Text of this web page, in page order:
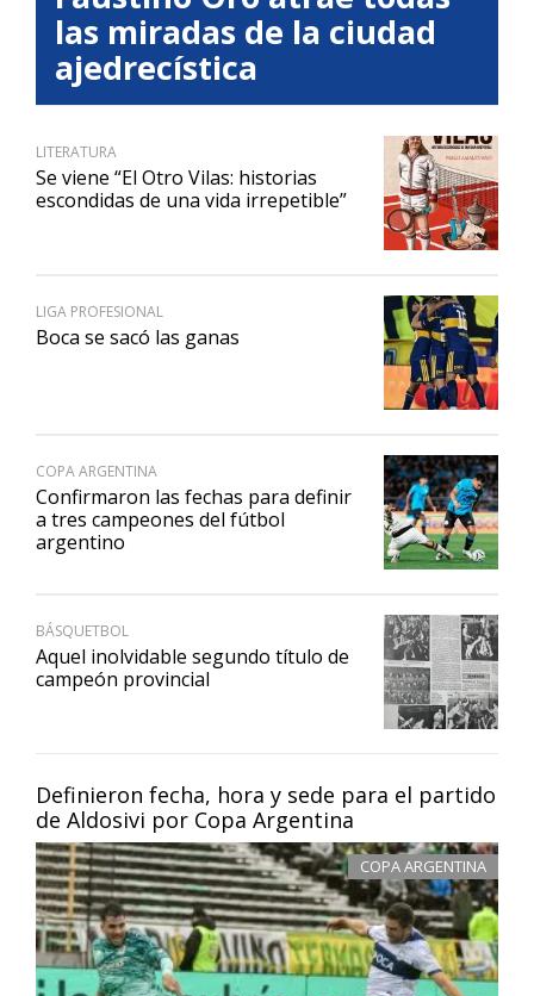
Definieron fecha, hora y sede para el partido
de Aldosivi por Copa Argentina
COPA ARGENTINA
las miradas de la ciudad
ajedrecística
LITERATURA
Se viene “El Otro Vilas: historias
escondidas de una vida irrepetible”
LIGA PROFESIONAL
Boca se sacó las ganas
COPA ARGENTINA
Confirmaron las fechas para definir
a tres campeones del fútbol
argentino
BÁSQUETBOL
Aquel inolvidable segundo título de
campeón provincial